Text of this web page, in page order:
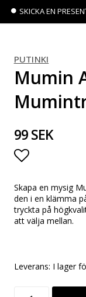
SKICKA EN
PUTINKI
Mumin
99 SEK
Skapa en mysig
den i en klämma
tryckta på
att välja mellan.
Leverans: I lager